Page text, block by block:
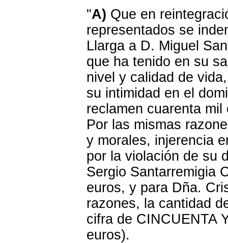
"A) Que en
representados se
Llarga a D. Miguel
que ha tenido en su
nivel y calidad de
su intimidad en el
reclamen cuarenta
Por las mismas
y morales, injerencia
por la violación de su
Sergio Santarremigia
euros, y para Dña.
razones, la cantidad
cifra de CINCUENTA
euros).